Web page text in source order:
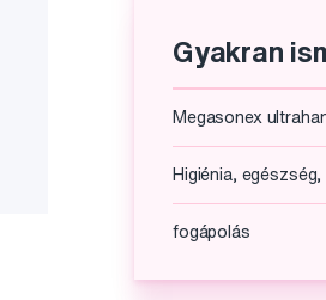
Gyakran
Megasonex
Higiénia,
fogápolás